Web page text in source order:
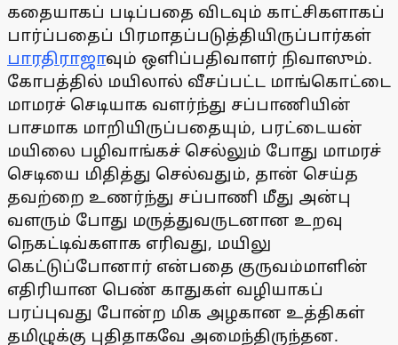
கதையாகப் படிப்பதை விடவும் காட்சிகளாகப்
பார்ப்பதைப் பிரமாதப்படுத்தியிருப்பார்கள்
பாரதிராஜாவும் ஒளிப்பதிவாளர் நிவாஸும்.
கோபத்தில் மயிலால் வீசப்பட்ட மாங்கொட்டை
மாமரச் செடியாக வளர்ந்து சப்பாணியின்
பாசமாக மாறியிருப்பதையும், பரட்டையன்
மயிலை பழிவாங்கச் செல்லும் போது மாமரச்
செடியை மிதித்து செல்வதும், தான் செய்த
தவற்றை உணர்ந்து சப்பாணி மீது அன்பு
வளரும் போது மருத்துவருடனான உறவு
நெகட்டிவ்களாக எரிவது, மயிலு
கெட்டுப்போனார் என்பதை குருவம்மாளின்
எதிரியான பெண் காதுகள் வழியாகப்
பரப்புவது போன்ற மிக அழகான உத்திகள்
தமிழுக்கு புதிதாகவே அமைந்திருந்தன.